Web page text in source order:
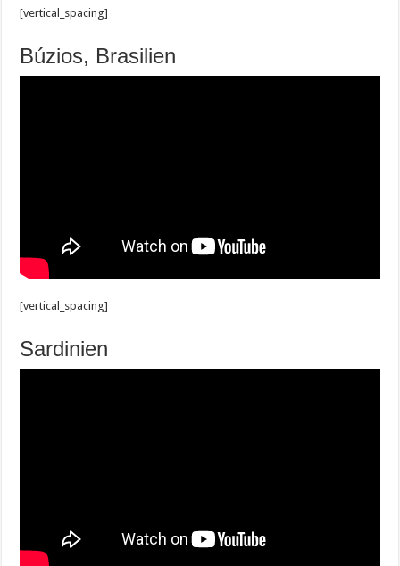
[vertical_spacing]
Búzios, Brasilien
[vertical_spacing]
Sardinien